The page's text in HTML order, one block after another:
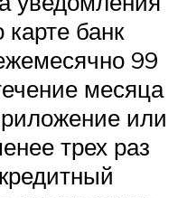
банк
99
месяца
или
трех раз